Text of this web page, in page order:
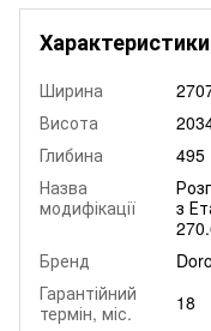
Характеристики
Ширина
Висота
Глибина
495
Назва
модифікації
з
Бренд
Гарантійний
термін, міс.
18